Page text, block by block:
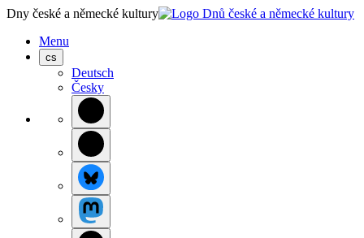
Dny české a německé kultury
Menu
cs
Deutsch
Česky